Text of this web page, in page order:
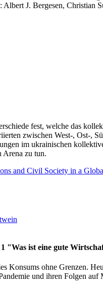
J. Bergesen, Christian
fest, welche das
zwischen West-, Ost-,
im ukrainischen
Arena zu tun.
and Civil Society in a
"Was ist eine gute
Konsums ohne Grenzen.
und ihren Folgen